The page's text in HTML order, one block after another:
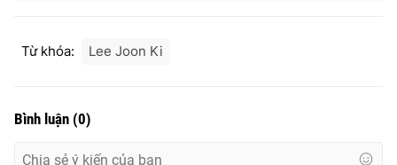
® Cấm sao chép dưới mọi hình thức nếu không có sự chấp
thông tin từ website này.
Từ khóa: Lee Joon Ki
Bình luận (0)